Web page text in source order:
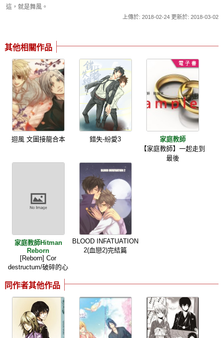
這，就是舞風。
上傳於: 2018-02-24 更新於: 2018-03-02
其他相關作品
迴風 文圖接龍合本 錯失-紛愛3
家庭教師
【家庭教師】一起走到
最後
家庭教師Hitman
Reborn
[Reborn] Cor
destructum/破碎的心
BLOOD INFATUATION
2(血戀2)完結篇
同作者其他作品